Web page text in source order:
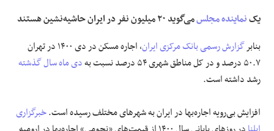
یکنماینده مجلسمی‌گوید ۲۰ میلیون نفر در ایران حاشیه‌نشین هستند
بنابرگزارش رسمیبانک مرکزی ایران
، اجاره مسکن در دی ۱۴۰۰ در تهران
۵۰.۷ درصد و در کل مناطق شهری ۵۴ درصد نسبت به
دی ماه سال گذشته
رشد داشته است.
افزایش بی‌رویه اجاره‌بها در ایران به شهرهای مختلف رسیده است.خبرگزاری